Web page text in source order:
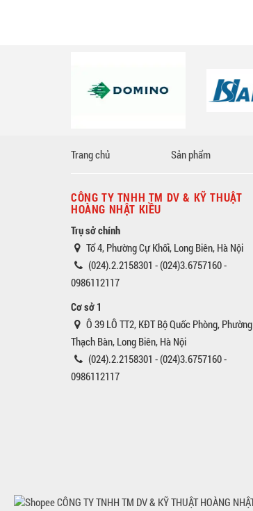
Trang chủ Sản phẩm
CÔNG TY TNHH TM DV & KỸ THUẬT
HOÀNG NHẬT KIỀU
Trụ sở chính
Tổ 4, Phường Cự Khối, Long Biên, Hà Nội
(024).2.2158301 - (024)3.6757160 -
0986112117
Cơ sở 1
Ô 39 LÔ TT2, KĐT Bộ Quốc Phòng, Phường
Thạch Bàn, Long Biên, Hà Nội
(024).2.2158301 - (024)3.6757160 -
0986112117